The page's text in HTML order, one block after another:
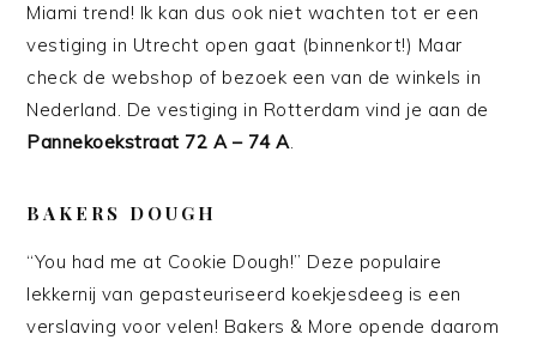
Miami trend! Ik kan dus ook niet wachten tot er een
vestiging in Utrecht open gaat (binnenkort!) Maar
check de webshop of bezoek een van de winkels in
Nederland. De vestiging in Rotterdam vind je aan de
Pannekoekstraat 72 A – 74 A.
BAKERS DOUGH
“You had me at Cookie Dough!” Deze populaire
lekkernij van gepasteuriseerd koekjesdeeg is een
verslaving voor velen! Bakers & More opende daarom